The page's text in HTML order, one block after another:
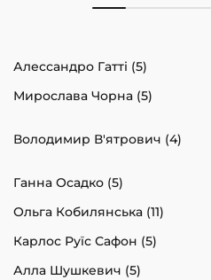
Алессандро Гатті (5)
Мирослава Чорна (5)
Володимир В'ятрович (4)
Ганна Осадко (5)
Ольга Кобилянська (11)
Карлос Руїс Сафон (5)
Алла Шушкевич (5)